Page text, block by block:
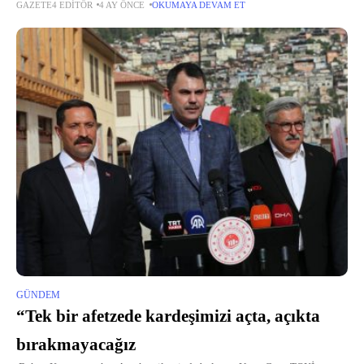
Körfezin ortasında gerçekleşecek “Latin Night” etkinliği, müzik ve dans
GAZETE4 EDITÖR 4 AY ÖNCE OKUMAYA DEVAM ET
GÜNDEM
“Tek bir afetzede kardeşimizi açta, açıkta
bırakmayacağız